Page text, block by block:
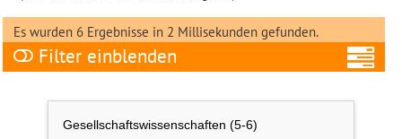
Es wurden 6 Ergebnisse in 2 Millisekunden gefunden.
Filter
Gesellschaftswissenschaften (5-6)